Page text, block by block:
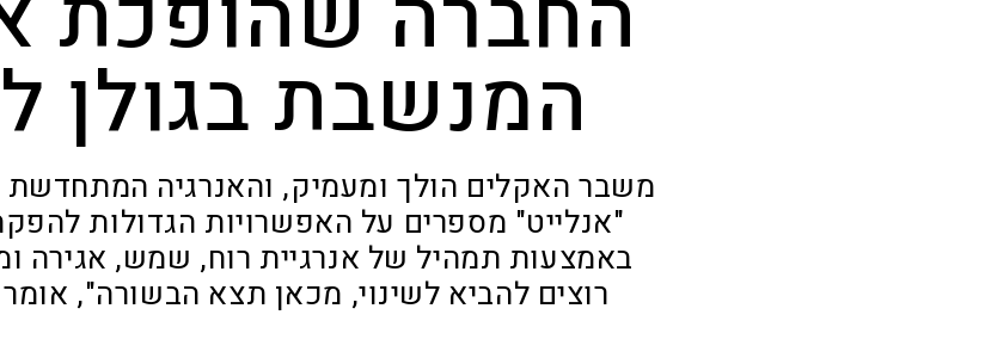
המנשבת בגולן
משבר האקלים הולך ומעמיק, והאנרגיה
"אנלייט" מספרים על האפשרויות הגדולות
באמצעות תמהיל של אנרגיית רוח, שמש, אגירה
רוצים להביא לשינוי, מכאן תצא הבשורה",